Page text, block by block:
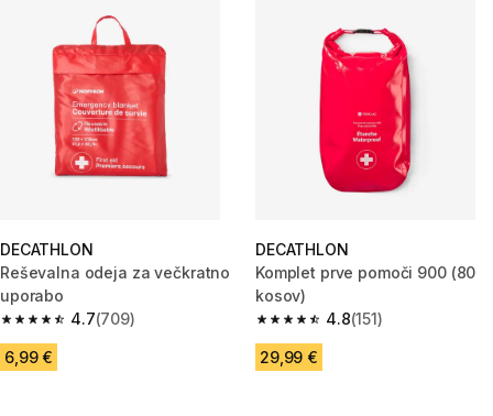
DECATHLON
Reševalna odeja za večkratno
uporabo
4.7
4.7 od 5 zvezdic from 709 ocene
(709)
6,99 €
DECATHLON
Komplet prve pomoči 900 (80
kosov)
4.8
4.8 od 5 zvezdic from 151
(151)
29,99 €